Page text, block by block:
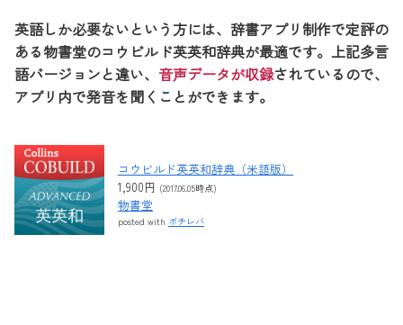
英語しか必要ないという方には、辞書アプリ制作で定評の
ある物書堂のコウビルド英英和辞典が最適です。上記多言
語バージョンと違い、 音声データが収録されているので、
アプリ内で発音を聞くことができます。
コウビルド英英和辞典（米語版）
1,900円 (2017.06.05時点)
物書堂
posted with ポチレバ